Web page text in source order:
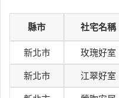
縣市 社宅名稱
新北市 玫瑰好室
新北市 江翠好室